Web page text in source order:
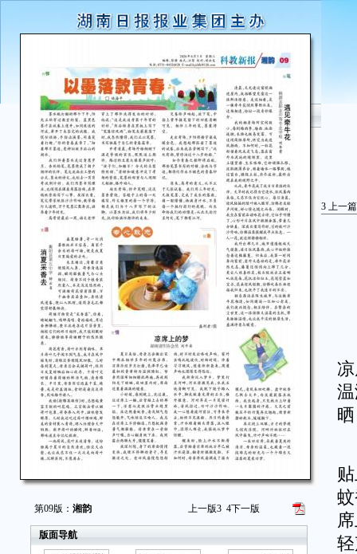
第09版： 湘韵 上一版3 4下一版
版面导航
3 上一篇